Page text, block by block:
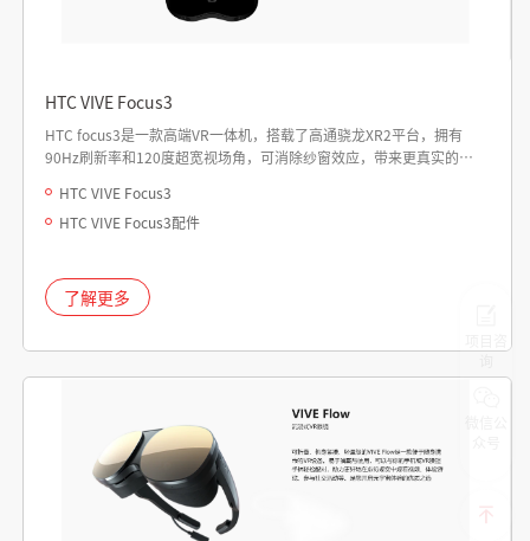
HTC VIVE Focus3
HTC focus3是一款高端VR一体机，搭载了高通骁龙XR2平台，拥有
90Hz刷新率和120度超宽视场角，可消除纱窗效应，带来更真实的视
音效体验。电池续航可满足15小时使用时间
HTC VIVE Focus3
HTC VIVE Focus3配件
了解更多